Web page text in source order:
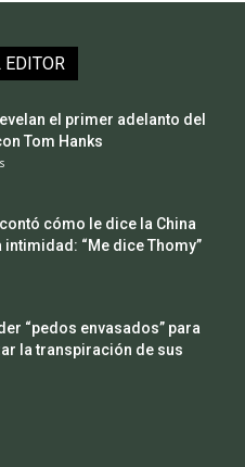
EDITOR
el primer adelanto del
Tom Hanks
cómo le dice la China
intimidad: “Me dice Thomy”
“pedos envasados” para
la transpiración de sus